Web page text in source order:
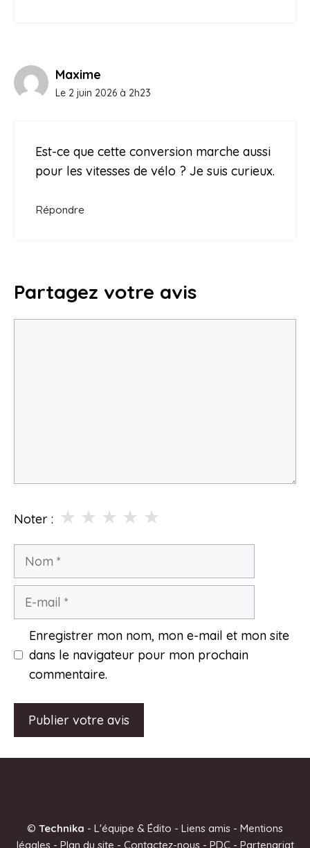
Maxime
Le 2 juin 2026 à 2h23
Est-ce que cette conversion marche aussi
pour les vitesses de vélo ? Je suis curieux.
Répondre
Partagez votre avis
Noter : ★
★
★
★
★
Nom
Enregistrer mon nom, mon e-mail et mon site
dans le navigateur pour mon prochain
commentaire.
© Technika - L'équipe & Édito - Liens amis - Mentions
légales- Plan du site - Contactez-nous- PDC - Partenariat